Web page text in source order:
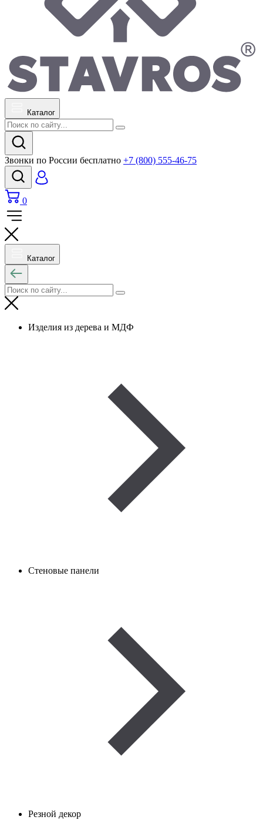
Каталог
Звонки по России бесплатно +7 (800) 555-46-75
0
Каталог
Изделия из дерева и МДФ
Стеновые панели
Резной декор